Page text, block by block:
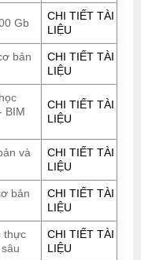
Gb
CHI TIẾT TÀI
LIỆU
bản
CHI TIẾT TÀI
LIỆU
BIM
CHI TIẾT TÀI
LIỆU
và
CHI TIẾT TÀI
LIỆU
bản
CHI TIẾT TÀI
LIỆU
thực
CHI TIẾT TÀI
LIỆU